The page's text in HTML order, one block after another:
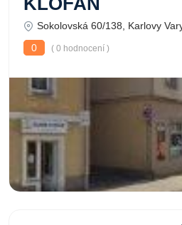
Sokolovská 60/138, Karlovy
0
( 0 hodnocení )